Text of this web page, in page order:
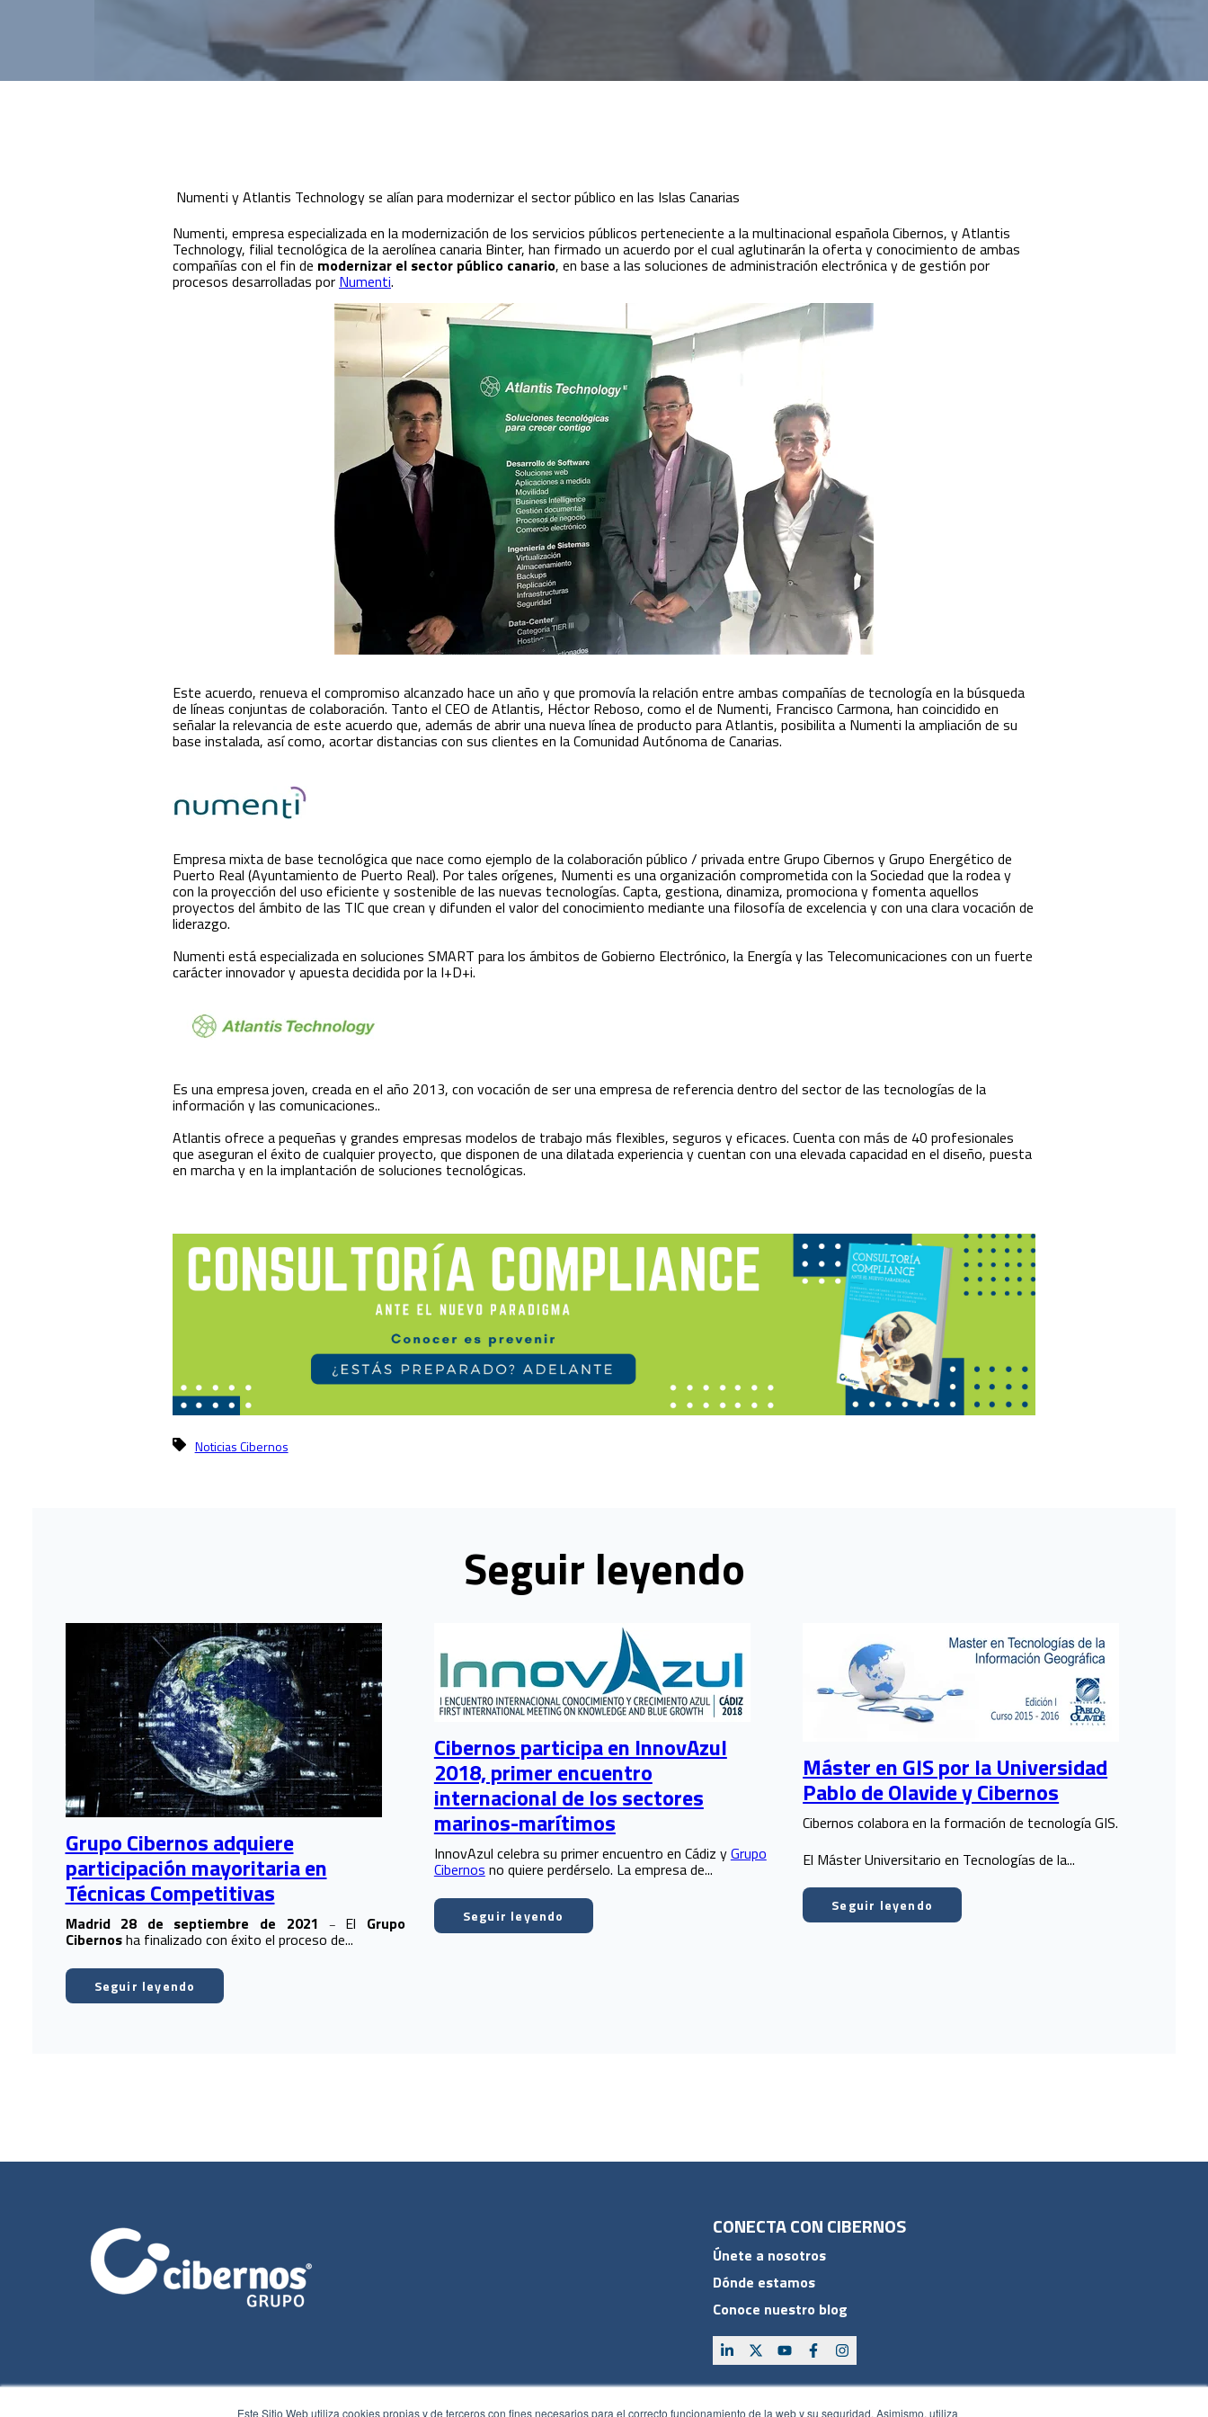
Este Sitio Web utiliza cookies propias y de terceros con fines necesarios para el correcto funcionamiento de la web y su seguridad. Asimismo, utiliza
Numenti y Atlantis Technology se alían para modernizar el sector público en las Islas Canarias
Numenti, empresa especializada en la modernización de los servicios públicos perteneciente a la multinacional española Cibernos, y Atlantis
Technology, filial tecnológica de la aerolínea canaria Binter, han firmado un acuerdo por el cual aglutinarán la oferta y conocimiento de ambas
compañías con el fin de modernizar el sector público canario, en base a las soluciones de administración electrónica y de gestión por
procesos desarrolladas por Numenti.
Este acuerdo, renueva el compromiso alcanzado hace un año y que promovía la relación entre ambas compañías de tecnología en la búsqueda
de líneas conjuntas de colaboración. Tanto el CEO de Atlantis, Héctor Reboso, como el de Numenti, Francisco Carmona, han coincidido en
señalar la relevancia de este acuerdo que, además de abrir una nueva línea de producto para Atlantis, posibilita a Numenti la ampliación de su
base instalada, así como, acortar distancias con sus clientes en la Comunidad Autónoma de Canarias.
Empresa mixta de base tecnológica que nace como ejemplo de la colaboración público / privada entre Grupo Cibernos y Grupo Energético de
Puerto Real (Ayuntamiento de Puerto Real). Por tales orígenes, Numenti es una organización comprometida con la Sociedad que la rodea y
con la proyección del uso eficiente y sostenible de las nuevas tecnologías. Capta, gestiona, dinamiza, promociona y fomenta aquellos
proyectos del ámbito de las TIC que crean y difunden el valor del conocimiento mediante una filosofía de excelencia y con una clara vocación de
liderazgo.
Numenti está especializada en soluciones SMART para los ámbitos de Gobierno Electrónico, la Energía y las Telecomunicaciones con un fuerte
carácter innovador y apuesta decidida por la I+D+i.
Es una empresa joven, creada en el año 2013, con vocación de ser una empresa de referencia dentro del sector de las tecnologías de la
información y las comunicaciones..
Atlantis ofrece a pequeñas y grandes empresas modelos de trabajo más flexibles, seguros y eficaces. Cuenta con más de 40 profesionales
que aseguran el éxito de cualquier proyecto, que disponen de una dilatada experiencia y cuentan con una elevada capacidad en el diseño, puesta
en marcha y en la implantación de soluciones tecnológicas.
Noticias Cibernos
Seguir leyendo
Grupo Cibernos adquiere
participación mayoritaria en
Técnicas Competitivas
Madrid 28 de septiembre de 2021 – El Grupo
Cibernosha finalizado con éxito el proceso de...
Seguir leyendo
Cibernos participa en InnovAzul
2018, primer encuentro
internacional de los sectores
marinos-marítimos
InnovAzul celebra su primer encuentro en Cádiz yGrupo
Cibernos no quiere perdérselo. La empresa de...
Seguir leyendo
Máster en GIS por la Universidad
Pablo de Olavide y Cibernos
Cibernos colabora en la formación de tecnología GIS.
El Máster Universitario en Tecnologías de la...
Seguir leyendo
CONECTA CON CIBERNOS
Únete a nosotros
Dónde estamos
Conoce nuestro blog